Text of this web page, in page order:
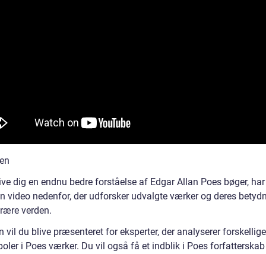
dig en endnu bedre forståelse af Edgar Allan Poes bøger,
video nedenfor, der udforsker udvalgte værker og deres
verden.
vil du blive præsenteret for eksperter, der analyserer
i Poes værker. Du vil også få et indblik i Poes